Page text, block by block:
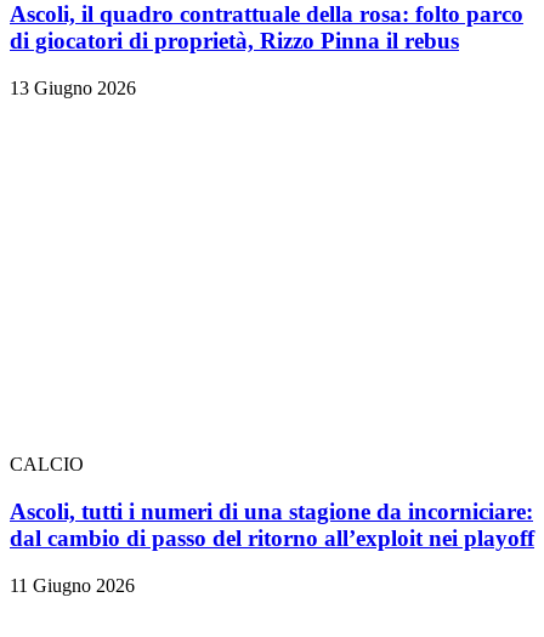
Ascoli, il quadro contrattuale della rosa: folto parco
di giocatori di proprietà, Rizzo Pinna il rebus
13 Giugno 2026
CALCIO
Ascoli, tutti i numeri di una stagione da incorniciare:
dal cambio di passo del ritorno all’exploit nei playoff
11 Giugno 2026